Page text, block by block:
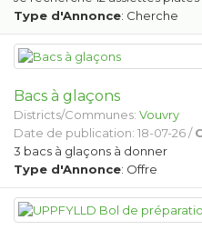
Type d'Annonce: Cherche
Bacs à glaçons
Districts/Communes: Vouvry
Date de publication: 18-07-26 /
3 bacs à glaçons à donner
Type d'Annonce: Offre